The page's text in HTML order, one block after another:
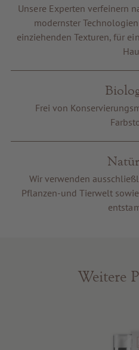
Service
Unsere Experten verfeinern
modernster
einziehenden Texturen, für
Frei von
Wir verwenden
Pflanzen-und Tierwelt
Weitere